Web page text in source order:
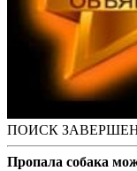
ПОИСК ЗАВЕРШЕН
Пропала собака